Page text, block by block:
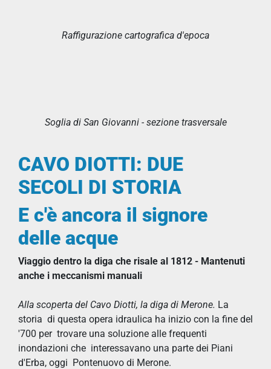
Raffigurazione cartografica d'epoca
Soglia di San Giovanni - sezione trasversale
CAVO DIOTTI: DUE
SECOLI DI STORIA
E c'è ancora il signore
delle acque
Viaggio dentro la diga che risale al 1812 - Mantenuti
anche i meccanismi manuali
Alla scoperta del Cavo Diotti, la diga di Merone. La
storia di questa opera idraulica ha inizio con la fine del
'700 per trovare una soluzione alle frequenti
inondazioni che interessavano una parte dei Piani
d'Erba, oggi Pontenuovo di Merone.